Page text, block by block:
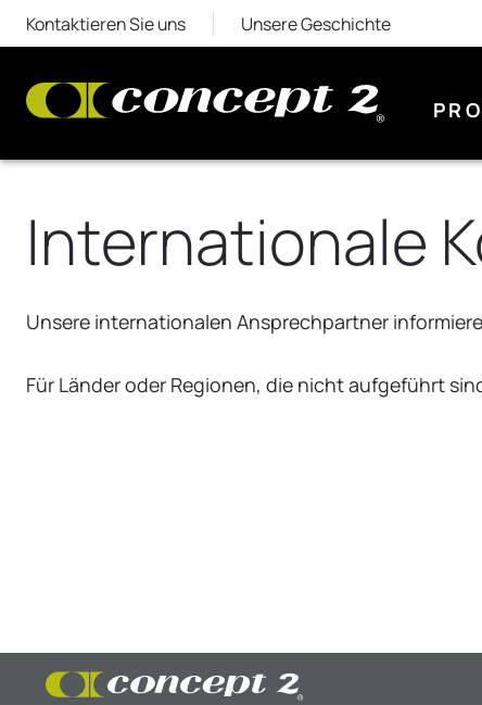
Kontaktieren Sie uns Unsere Geschichte
Internationale
Unsere internationalen Ansprechpartner
Für Länder oder Regionen, die nicht aufgeführt